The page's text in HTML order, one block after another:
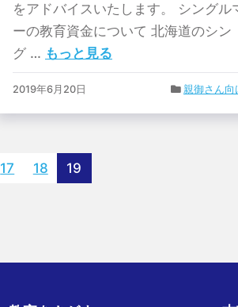
をアドバイスいたします。 シングル
ーの教育資金について 北海道のシン
グ … もっと見る
2019年6月20日 親御さん向
17 18 19